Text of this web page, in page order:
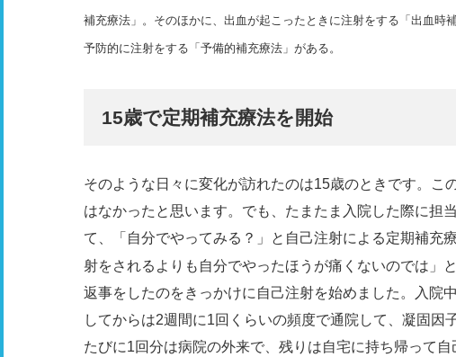
補充療法」。そのほかに、出⾎が起こったときに注射をする「出⾎時
予防的に注射をする「予備的補充療法」がある。
15歳で定期補充療法を開始
そのような日々に変化が訪れたのは15歳のときです。こ
はなかったと思います。でも、たまたま入院した際に担
て、「自分でやってみる？」と自己注射による定期補充
射をされるよりも自分でやったほうが痛くないのでは」
返事をしたのをきっかけに自己注射を始めました。入院
してからは2週間に1回くらいの頻度で通院して、凝固因
たびに1回分は病院の外来で、残りは自宅に持ち帰って